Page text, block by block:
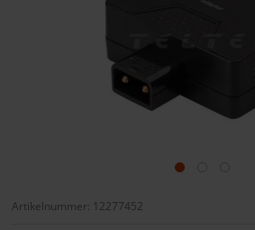
Artikelnummer: 12277452